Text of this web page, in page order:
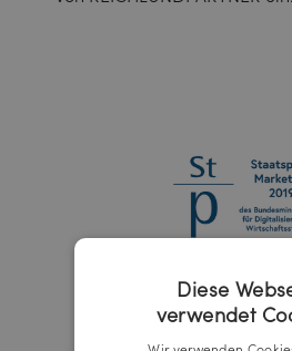
Diese
verwendet